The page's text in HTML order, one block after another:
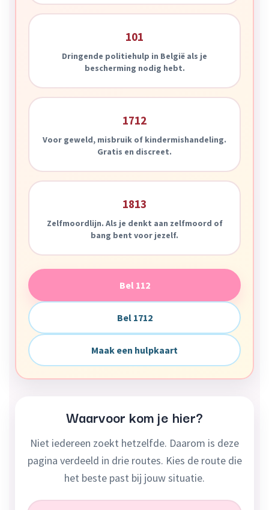
101
Dringende politiehulp in België als je
bescherming nodig hebt.
1712
Voor geweld, misbruik of kindermishandeling.
Gratis en discreet.
1813
Zelfmoordlijn. Als je denkt aan zelfmoord of
bang bent voor jezelf.
Bel 112
Bel 1712
Maak een hulpkaart
Waarvoor kom je hier?
Niet iedereen zoekt hetzelfde. Daarom is deze
pagina verdeeld in drie routes. Kies de route die
het beste past bij jouw situatie.